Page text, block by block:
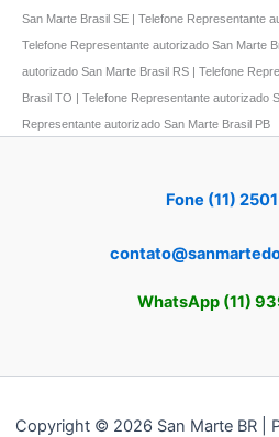
San Marte Brasil SE | Telefone Representante
Telefone Representante autorizado San Marte
autorizado San Marte Brasil RS | Telefone
Brasil TO | Telefone Representante autorizado
Representante autorizado San Marte Brasil PB
Fone (11)
WhatsApp (11)
Copyright © 2026 San Marte BR |